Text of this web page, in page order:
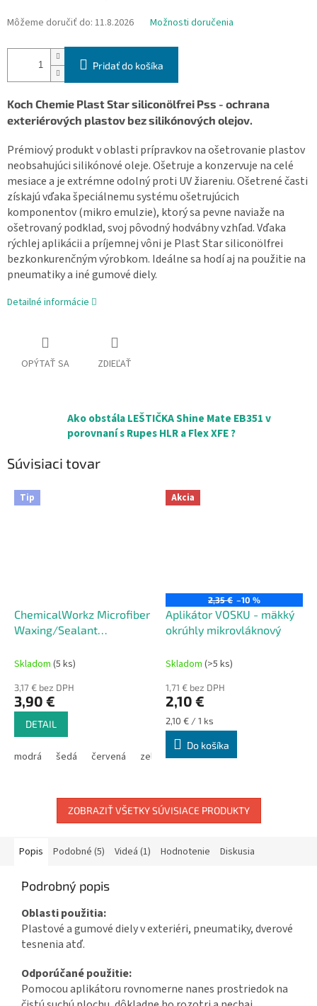
Môžeme doručiť do: 11.8.2026 Možnosti doručenia
Pridať do košíka
Koch Chemie Plast Star siliconölfrei Pss - ochrana
exteriérových plastov bez silikónových olejov.
Prémiový produkt v oblasti prípravkov na ošetrovanie plastov
neobsahujúci silikónové oleje. Ošetruje a konzervuje na celé
mesiace a je extrémne odolný proti UV žiareniu. Ošetrené časti
získajú vďaka špeciálnemu systému ošetrujúcich
komponentov (mikro emulzie), ktorý sa pevne naviaže na
ošetrovaný podklad, svoj pôvodný hodvábny vzhľad. Vďaka
rýchlej aplikácii a príjemnej vôni je Plast Star siliconölfrei
bezkonkurenčným výrobkom. Ideálne sa hodí aj na použitie na
pneumatiky a iné gumové diely.
Detailné informácie
OPÝTAŤ SA ZDIEĽAŤ
Ako obstála LEŠTIČKA Shine Mate EB351 v
porovnaní s Rupes HLR a Flex XFE ?
Súvisiaci tovar
Tip
ChemicalWorkz Microfiber
Waxing/Sealant
mikrovláknový aplikátor,
Skladom (5 ks)
3,17 € bez DPH
3,90 €
DETAIL
modrá šedá červená zelená
Akcia
2,35 € –10 %
Aplikátor VOSKU - mäkký
okrúhly mikrovláknový
Skladom (>5 ks)
1,71 € bez DPH
2,10 €
Jednotková
cena:
2,10 € / 1 ks
Do košíka
ZOBRAZIŤ VŠETKY SÚVISIACE PRODUKTY
Popis Podobné (5) Videá (1) Hodnotenie Diskusia
Podrobný popis
Oblasti použitia:
Plastové a gumové diely v exteriéri, pneumatiky, dverové
tesnenia atď.
Odporúčané použitie:
Pomocou aplikátoru rovnomerne nanes prostriedok na